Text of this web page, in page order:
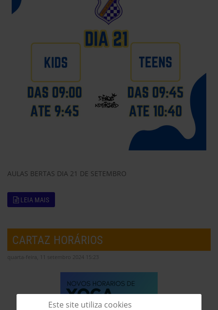
AULAS BERTAS DIA 21 DE SETEMBRO
LEIA MAIS
CARTAZ HORÁRIOS
quarta-feira, 11 setembro 2024 15:23
Este site utiliza cookies